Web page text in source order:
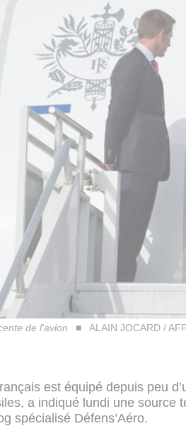
de l'avion ALAIN JOCARD /
est équipé depuis peu
a indiqué lundi une source
spécialisé Défens’Aéro.